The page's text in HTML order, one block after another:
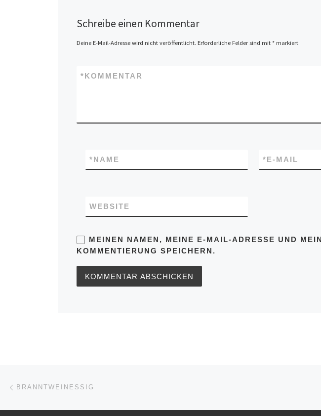
Schreibe einen Kommentar
Deine E-Mail-Adresse wird nicht veröffentlicht. Erforderliche Felder sind mit *markiert
KOMMENTAR
*
NAME
* E-MAIL
*
WEBSITE
MEINEN NAMEN, MEINE E-MAIL-ADRESSE UND
KOMMENTIERUNG SPEICHERN.
Beitragsnavigation
BRANNTWEINESSIG